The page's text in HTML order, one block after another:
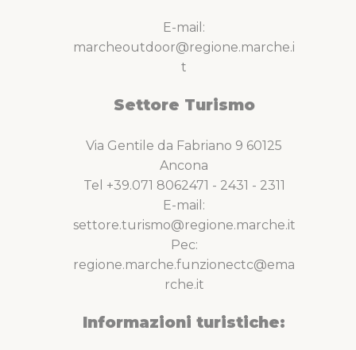
E-mail:
marcheoutdoor@regione.marche.i
t
Settore Turismo
Via Gentile da Fabriano 9 60125
Ancona
Tel +39.071 8062471 - 2431 - 2311
E-mail:
settore.turismo@regione.marche.it
Pec:
regione.marche.funzionectc@ema
rche.it
Informazioni turistiche: